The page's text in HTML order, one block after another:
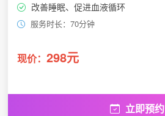
改善睡眠、促进血液循环
服务时长：70分钟
现价： 298元
立即预约